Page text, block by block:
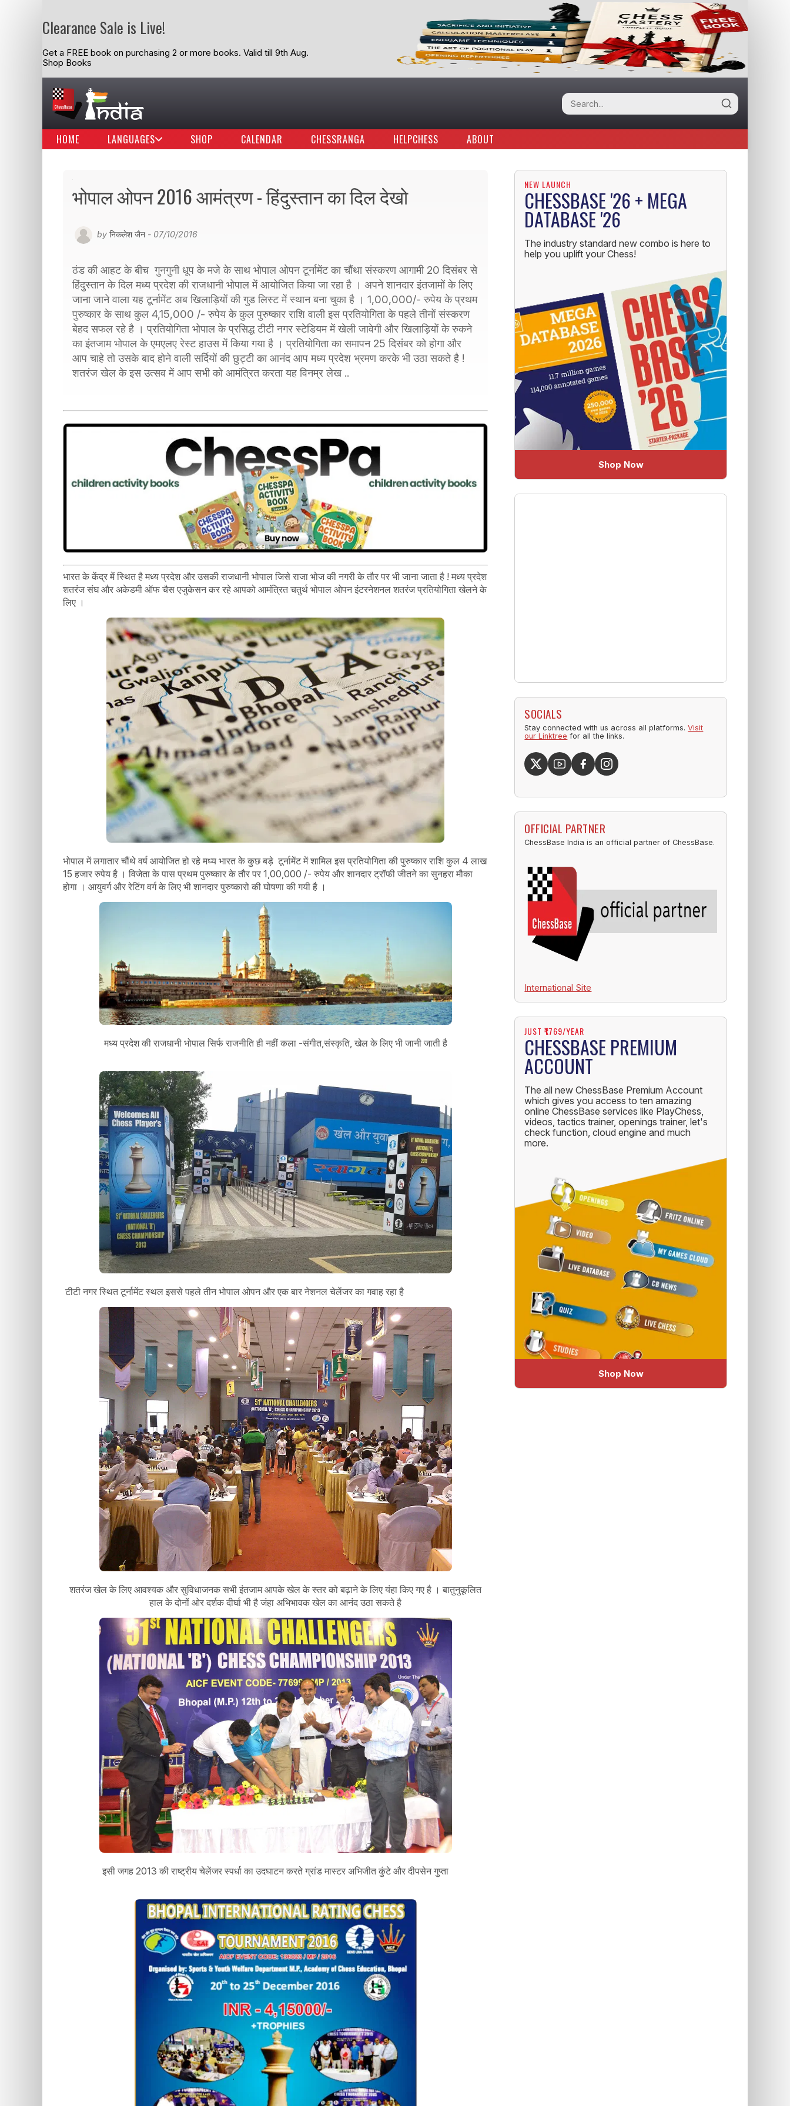
Clearance Sale is Live!
Get a FREE book on purchasing 2 or more books. Valid till 9th Aug.
Shop Books
HOME LANGUAGES SHOP CALENDAR CHESSRANGA HELPCHESS ABOUT
भोपाल ओपन 2016 आमंत्रण - हिंदुस्तान का दिल देखो
by निकलेश जैन - 07/10/2016
ठंड की आहट के बीच गुनगुनी धूप के मजे के साथ भोपाल ओपन टूर्नामेंट का चौंथा संस्करण आगामी 20 दिसंबर से
हिंदुस्तान के दिल मध्य प्रदेश की राजधानी भोपाल में आयोजित किया जा रहा है । अपने शानदार इंतजामों के लिए
जाना जाने वाला यह टूर्नामेंट अब खिलाड़ियों की गुड लिस्ट में स्थान बना चुका है । 1,00,000/- रुपेय के प्रथम
पुरुष्कार के साथ कुल 4,15,000 /- रुपेय के कुल पुरुष्कार राशि वाली इस प्रतियोगिता के पहले तीनों संस्करण
बेहद सफल रहे है । प्रतियोगिता भोपाल के प्रसिद्ध टीटी नगर स्टेडियम में खेली जावेगी और खिलाड़ियों के रुकने
का इंतजाम भोपाल के एमएलए रेस्ट हाउस में किया गया है । प्रतियोगिता का समापन 25 दिसंबर को होगा और
आप चाहे तो उसके बाद होने वाली सर्दियों की छुट्टी का आनंद आप मध्य प्रदेश भ्रमण करके भी उठा सकते है !
शतरंज खेल के इस उत्सव में आप सभी को आमंत्रित करता यह विनम्र लेख ..
भारत के केंद्र में स्थित है मध्य प्रदेश और उसकी राजधानी भोपाल जिसे राजा भोज की नगरी के तौर पर भी जाना जाता है ! मध्य प्रदेश
शतरंज संघ और अकेडमी ऑफ चैस एजुकेसन कर रहे आपको आमंत्रित चतुर्थ भोपाल ओपन इंटरनेशनल शतरंज प्रतियोगिता खेलने के
लिए ।
भोपाल में लगातार चौंथे वर्ष आयोजित हो रहे मध्य भारत के कुछ बड़े टूर्नामेंट में शामिल इस प्रतियोगिता की पुरुष्कार राशि कुल 4 लाख
15 हजार रुपेय है । विजेता के पास प्रथम पुरुष्कार के तौर पर 1,00,000 /- रुपेय और शानदार ट्रॉफी जीतने का सुनहरा मौका
होगा । आयुवर्ग और रेटिंग वर्ग के लिए भी शानदार पुरुष्कारो की घोषणा की गयी है ।
मध्य प्रदेश की राजधानी भोपाल सिर्फ राजनीति ही नहीं कला -संगीत,संस्कृति, खेल के लिए भी जानी जाती है
टीटी नगर स्थित टूर्नामेंट स्थल इससे पहले तीन भोपाल ओपन और एक बार नेशनल चेलेंजर का गवाह रहा है
शतरंज खेल के लिए आवश्यक और सुविधाजनक सभी इंतजाम आपके खेल के स्तर को बढ़ाने के लिए यंहा किए गए है । बातुनुकूलित
हाल के दोनों ओर दर्शक दीर्घा भी है जंहा अभिभावक खेल का आनंद उठा सकते है
इसी जगह 2013 की राष्ट्रीय चेलेंजर स्पर्धा का उदघाटन करते ग्रांड मास्टर अभिजीत कुंटे और दीपसेन गुप्ता
NEW LAUNCH
CHESSBASE '26 + MEGA
DATABASE '26
The industry standard new combo is here to
help you uplift your Chess!
Shop Now
SOCIALS
Stay connected with us across all platforms.Visit
our Linktree for all the links.
OFFICIAL PARTNER
ChessBase India is an official partner of ChessBase.
International Site
JUST ₹1769/YEAR
CHESSBASE PREMIUM
ACCOUNT
The all new ChessBase Premium Account
which gives you access to ten amazing
online ChessBase services like PlayChess,
videos, tactics trainer, openings trainer, let's
check function, cloud engine and much
more.
Shop Now